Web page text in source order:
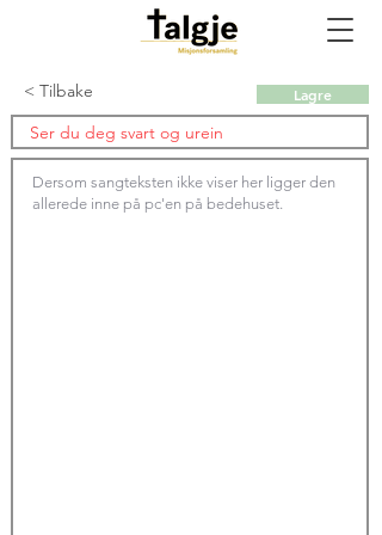
< Tilbake Lagre